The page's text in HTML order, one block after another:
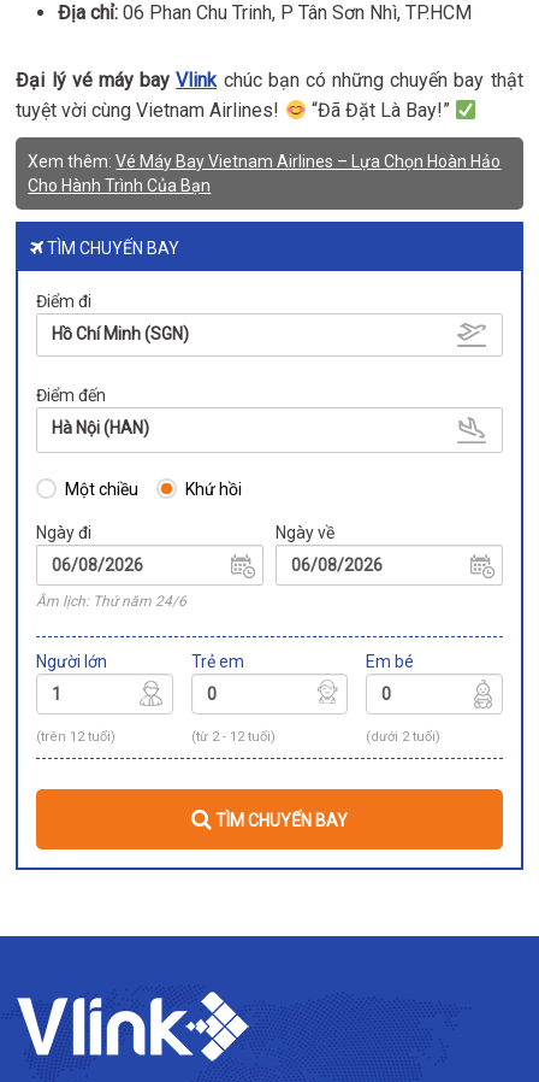
Địa chỉ: 06 Phan Chu Trinh, P Tân Sơn Nhì, TP.HCM
Đại lý vé máy bayVlinkchúc bạn có những chuyến bay thật
tuyệt vời cùng Vietnam Airlines!
“Đã Đặt Là Bay!”
Xem thêm:Vé Máy Bay Vietnam Airlines – Lựa Chọn Hoàn Hảo
Cho Hành Trình Của Bạn
TÌM CHUYẾN BAY
Điểm đi
Hồ Chí Minh (SGN)
Điểm đến
Hà Nội (HAN)
Một chiều Khứ hồi
Ngày đi
Âm lịch: Thứ năm 24/6
Ngày về
Người lớn
(trên 12 tuổi)
Trẻ em
(từ 2 - 12 tuổi)
Em bé
(dưới 2 tuổi)
TÌM CHUYẾN BAY